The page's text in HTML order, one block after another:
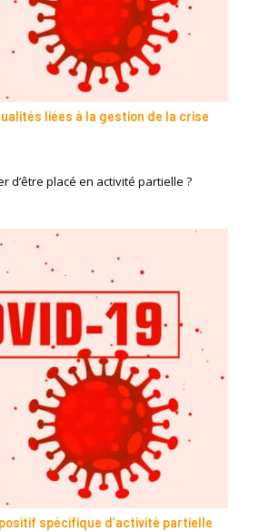
liées à la gestion de la crise
d’être placé en activité partielle ?
spécifique d’activité partielle